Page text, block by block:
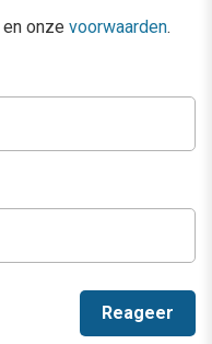
en onze voorwaarden.